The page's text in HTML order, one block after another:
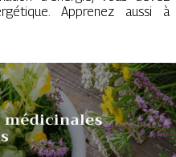
Apprenez aussi à